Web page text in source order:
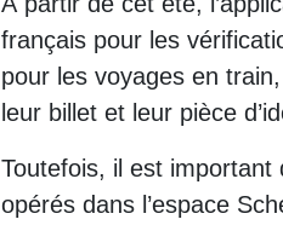
français pour les
pour les voyages en
leur billet et leur pièce
Toutefois, il est
opérés dans l’espace